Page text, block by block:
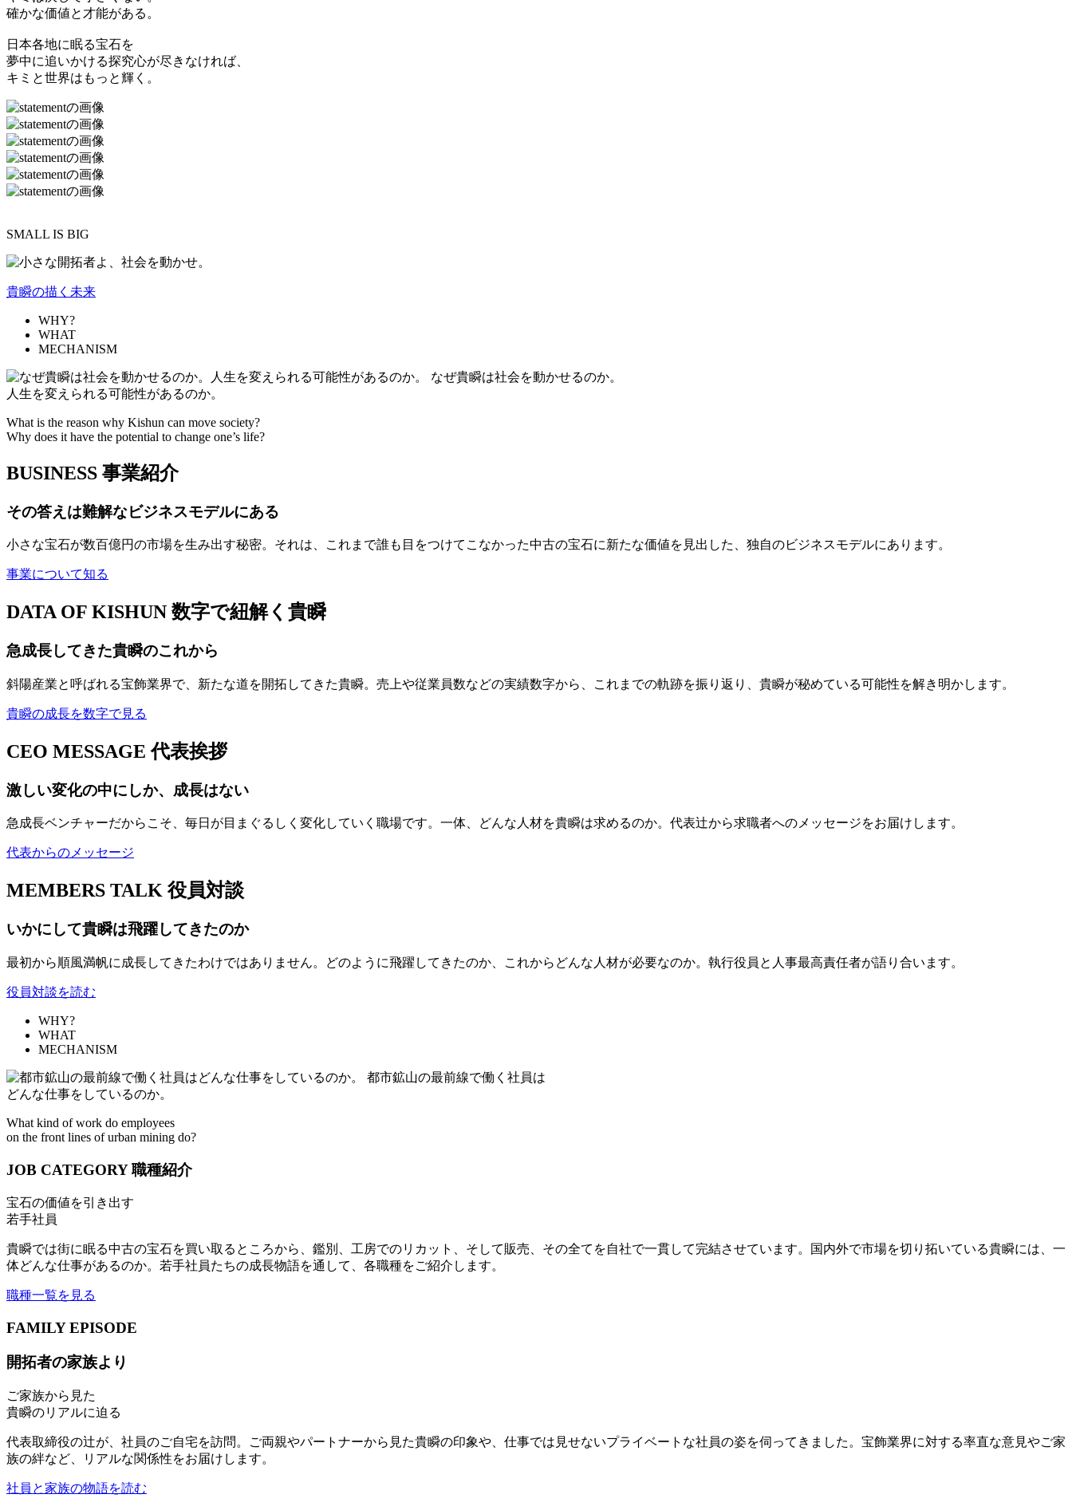
確かな価値と才能がある。
日本各地に眠る宝石を
夢中に追いかける探究心が尽きなければ、
キミと世界はもっと輝く。
SMALL IS BIG
貴瞬の描く未来
WHY?
WHAT
MECHANISM
なぜ貴瞬は社会を動かせるのか。
人生を変えられる可能性があるのか。
What is the reason why Kishun can move society?
Why does it have the potential to change one’s life?
BUSINESS 事業紹介
その答えは難解なビジネスモデルにある
小さな宝石が数百億円の市場を生み出す秘密。それは、これまで誰も目をつけてこなかった中古の宝石に新たな価値を見出した、独自のビジネスモデルにあります。
事業について知る
DATA OF KISHUN 数字で紐解く貴瞬
急成長してきた貴瞬のこれから
斜陽産業と呼ばれる宝飾業界で、新たな道を開拓してきた貴瞬。売上や従業員数などの実績数字から、これまでの軌跡を振り返り、貴瞬が秘めている可能性を解き明かします。
貴瞬の成長を数字で見る
CEO MESSAGE 代表挨拶
激しい変化の中にしか、成長はない
急成長ベンチャーだからこそ、毎日が目まぐるしく変化していく職場です。一体、どんな人材を貴瞬は求めるのか。代表辻から求職者へのメッセージをお届けします。
代表からのメッセージ
MEMBERS TALK 役員対談
いかにして貴瞬は飛躍してきたのか
最初から順風満帆に成長してきたわけではありません。どのように飛躍してきたのか、これからどんな人材が必要なのか。執行役員と人事最高責任者が語り合います。
役員対談を読む
WHY?
WHAT
MECHANISM
都市鉱山の最前線で働く社員は
どんな仕事をしているのか。
What kind of work do employees
on the front lines of urban mining do?
JOB CATEGORY 職種紹介
宝石の価値を引き出す
若手社員
貴瞬では街に眠る中古の宝石を買い取るところから、鑑別、工房でのリカット、そして販売、その全てを自社で一貫して完結させています。国内外で市場を切り拓いている貴瞬には、一
体どんな仕事があるのか。若手社員たちの成長物語を通して、各職種をご紹介します。
職種一覧を見る
FAMILY EPISODE
開拓者の家族より
ご家族から見た
貴瞬のリアルに迫る
代表取締役の辻が、社員のご自宅を訪問。ご両親やパートナーから見た貴瞬の印象や、仕事では見せないプライベートな社員の姿を伺ってきました。宝飾業界に対する率直な意見やご家
族の絆など、リアルな関係性をお届けします。
社員と家族の物語を読む